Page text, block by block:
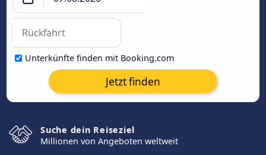
Unterkünfte finden mit Booking.com
Jetzt finden
Suche dein Reiseziel
Millionen von Angeboten weltweit